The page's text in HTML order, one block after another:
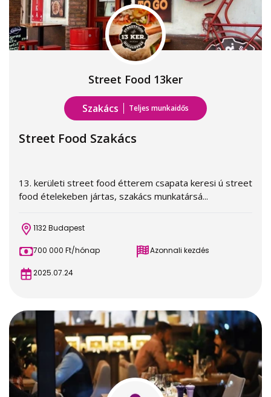
Street Food 13ker
Szakács Teljes munkaidős
Street Food Szakács
13. kerületi street food étterem csapata keresi ú street
food ételekeben jártas, szakács munkatársá...
1132 Budapest
700 000 Ft/hónap Azonnali kezdés
2025.07.24